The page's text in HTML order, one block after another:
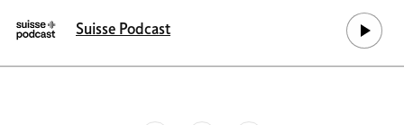
Suisse Podcast